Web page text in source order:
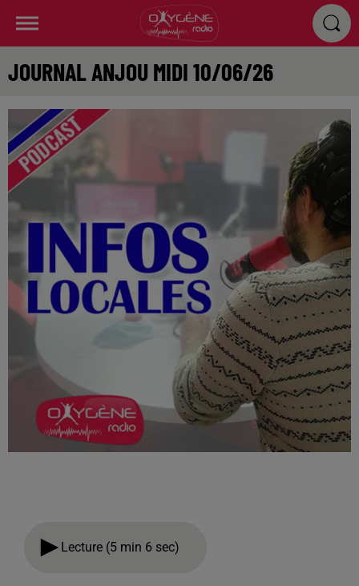
JOURNAL ANJOU MIDI 10/06/26
Lecture (5 min 6 sec)